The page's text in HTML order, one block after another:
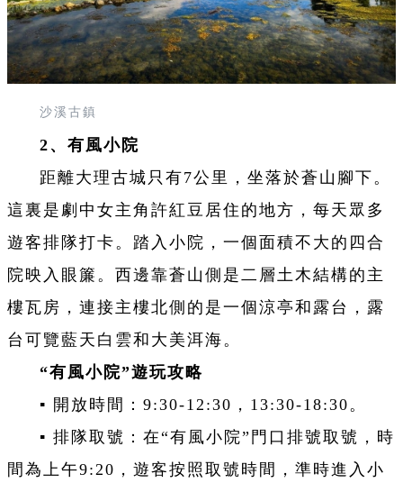
沙溪古鎮
2、有風小院
距離大理古城只有7公里，坐落於蒼山腳下。
這裏是劇中女主角許紅豆居住的地方， 每天眾多
遊客排隊打卡。踏入小院，一個面積不大的四合
院映入眼簾。西邊靠蒼山側是二層土木結構的主
樓瓦房，連接主樓北側的是一個涼亭和露台，露
台可覽藍天白雲和大美洱海。
“有風小院”遊玩攻略
▪ 開放時間：9:30-12:30，13:30-18:30。
▪ 排隊取號： 在“有風小院”門口排號取號，時
間為上午9:20，遊客按照取號時間，準時進入小